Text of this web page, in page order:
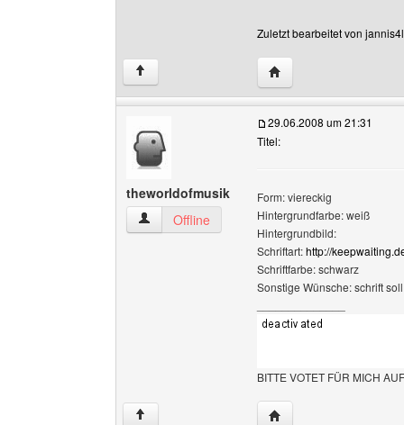
Zuletzt bearbeitet von
↑ Website dieses
theworldofmusik
theworldofmusik Benutzer-Profile anzeigen
Offline
29.06.2008 um 21:31
Titel:
Form: viereckig
Hintergrundfarbe: weiß
Hintergrundbild:
Schriftart:http://
Schriftfarbe: schwarz
Sonstige Wünsche: schrift
BITTE VOTET FÜR MICH
↑ Website dieses